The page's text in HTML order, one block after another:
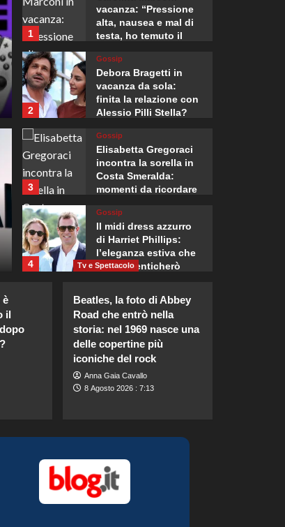
controlli alle
1
vacanza: “Pressione
alta, nausea e mal di
testa, ho temuto il
2
Gossip
Debora Bragetti in
vacanza da sola:
finita la relazione con
Alessio Pilli Stella?
3
Gossip
Elisabetta Gregoraci
incontra la sorella in
Costa Smeralda:
momenti da ricordare
4
Gossip
Il midi dress azzurro
di Harriet Phillips:
l’eleganza estiva che
non dimenticherò
Danilo D’Angelo:
“Dopo Francesca,
faccio fatica a
ritrovare me stesso”
Carolina Marconi in
vacanza: “Pressione
Debora Bragetti in
vacanza da sola:
finita la relazione con
Alessio Pilli Stella?
è
il
Tv e Spettacolo
Beatles, la foto di Abbey
Road che entrò nella
storia: nel 1969 nasce una
delle copertine più
iconiche del rock
Anna Gaia Cavallo
8 Agosto 2026 : 7:13